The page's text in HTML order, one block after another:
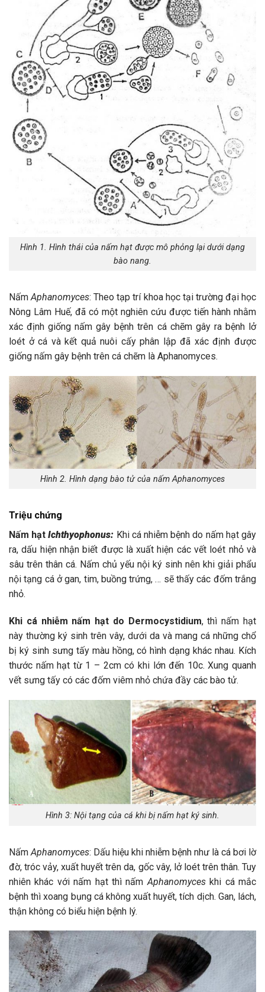
Hình 1. Hình thái của nấm hạt được mô phỏng lại dưới dạng
bào nang.
NấmAphanomyces: Theo tạp trí khoa học tại trường đại học
Nông Lâm Huế, đã có một nghiên cứu được tiến hành nhằm
xác định giống nấm gây bệnh trên cá chẽm gây ra bệnh lở
loét ở cá và kết quả nuôi cấy phân lập đã xác định được
giống nấm gây bệnh trên cá chẽm là Aphanomyces.
Hình 2. Hình dạng bào tử của nấm Aphanomyces
Triệu chứng
Nấm hạtIchthyophonus: Khi cá nhiễm bệnh do nấm hạt gây
ra, dấu hiện nhận biết được là xuất hiện các vết loét nhỏ và
sâu trên thân cá. Nấm chủ yếu nội ký sinh nên khi giải phẩu
nội tạng cá ở gan, tim, buồng trứng, … sẽ thấy các đốm trắng
nhỏ.
Khi cá nhiễm nấm hạt do Dermocystidium, thì nấm hạt
này thường ký sinh trên vây, dưới da và mang cá những chổ
bị ký sinh sưng tấy màu hồng, có hình dạng khác nhau. Kích
thước nấm hạt từ 1 – 2cm có khi lớn đến 10c. Xung quanh
vết sưng tấy có các đốm viêm nhỏ chứa đầy các bào tử.
Hình 3: Nội tạng của cá khi bị nấm hạt ký sinh.
Nấm Aphanomyces: Dấu hiệu khi nhiễm bệnh như là cá bơi lờ
đờ, tróc vảy, xuất huyết trên da, gốc vây, lở loét trên thân. Tuy
nhiên khác với nấm hạt thì nấm Aphanomyceskhi cá mắc
bệnh thì xoang bụng cá không xuất huyết, tích dịch. Gan, lách,
thận không có biểu hiện bệnh lý.